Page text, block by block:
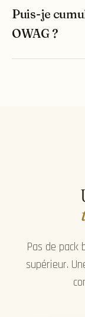
Puis-je
OWAG ?
Pas de pack
supérieur.